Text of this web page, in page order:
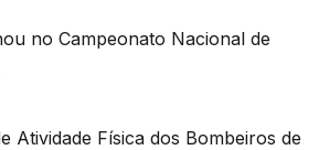
no Campeonato Nacional de
Atividade Física dos Bombeiros de